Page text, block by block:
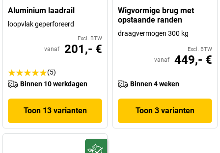
Aluminium laadrail
loopvlak geperforeerd
Excl. BTW
vanaf 201,- €
(5)
Binnen 10 werkdagen
Toon 13 varianten
Wigvormige brug met
opstaande randen
draagvermogen 300 kg
Excl. BTW
vanaf 449,- €
Binnen 4 weken
Toon 3 varianten